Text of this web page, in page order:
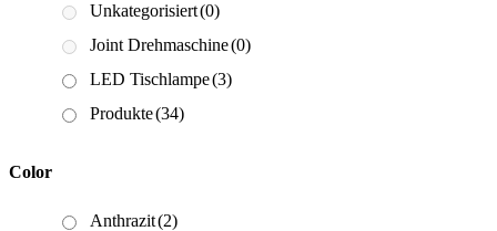
Unkategorisiert(0)
Joint Drehmaschine(0)
LED Tischlampe(3)
Produkte(34)
Color
Anthrazit(2)